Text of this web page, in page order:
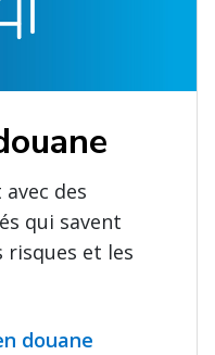
des
qui savent
et les
douane